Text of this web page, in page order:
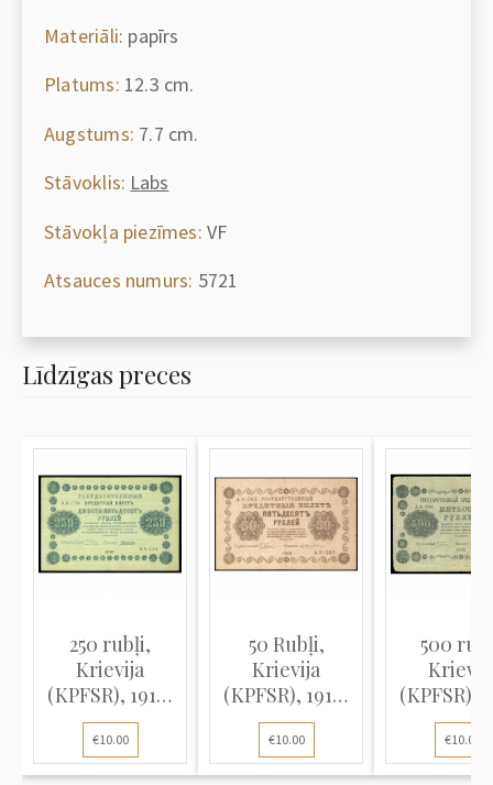
Materiāli: papīrs
Platums: 12.3 cm.
Augstums: 7.7 cm.
Stāvoklis: Labs
Stāvokļa piezīmes: VF
Atsauces numurs: 5721
Līdzīgas preces
250 rubļi,
Krievija
(KPFSR), 1918,
paraksti
Pjatakovs /
Aleksejevs (VF)
€10.00
50 Rubļi,
Krievija
(KPFSR), 1918,
paraksti
Pjatakovs / E.
Žiharevs (VF),
€10.00
500
(KPFSR),
Žiharjovs
€10.00